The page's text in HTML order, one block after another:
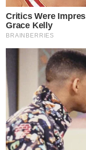
Critics Were
Grace Kelly
BRAINBERRIES